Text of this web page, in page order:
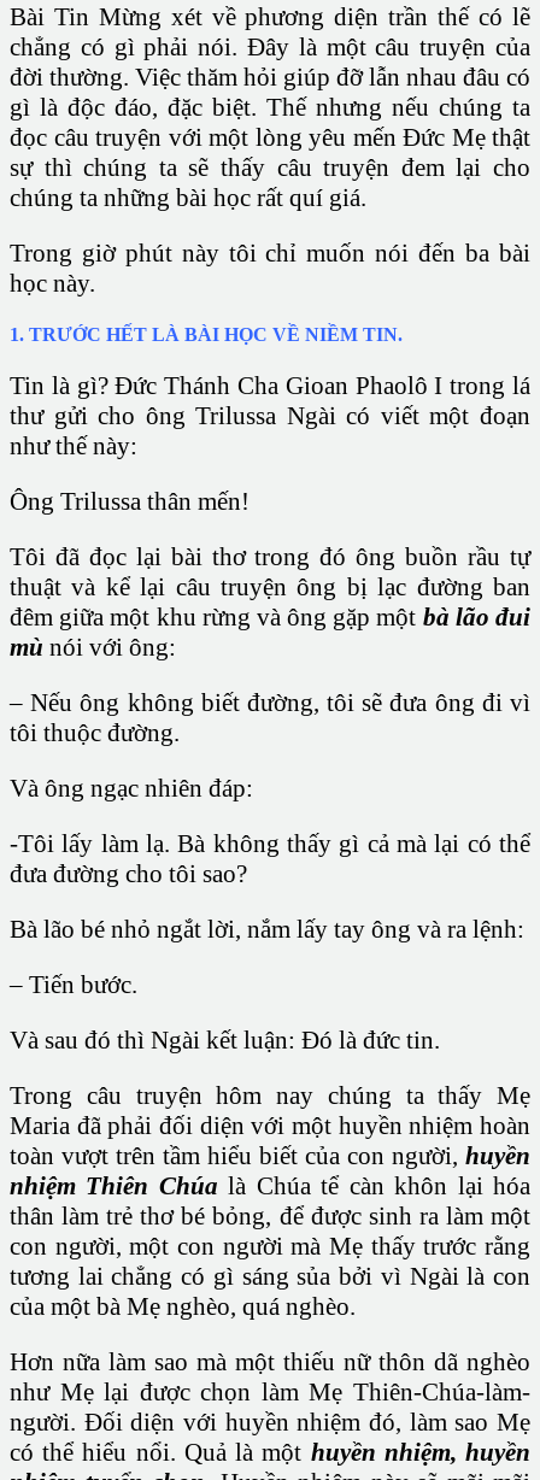
Bài Tin Mừng xét về phương diện trần thế có lẽ
chẳng có gì phải nói. Đây là một câu truyện của
đời thường. Việc thăm hỏi giúp đỡ lẫn nhau đâu có
gì là độc đáo, đặc biệt. Thế nhưng nếu chúng ta
đọc câu truyện với một lòng yêu mến Đức Mẹ thật
sự thì chúng ta sẽ thấy câu truyện đem lại cho
chúng ta những bài học rất quí giá.
Trong giờ phút này tôi chỉ muốn nói đến ba bài
học này.
1. TRƯỚC HẾT LÀ BÀI HỌC VỀ NIỀM TIN.
Tin là gì? Đức Thánh Cha Gioan Phaolô I trong lá
thư gửi cho ông Trilussa Ngài có viết một đoạn
như thế này:
Ông Trilussa thân mến!
Tôi đã đọc lại bài thơ trong đó ông buồn rầu tự
thuật và kể lại câu truyện ông bị lạc đường ban
đêm giữa một khu rừng và ông gặp một bà lão đui
mù nói với ông:
– Nếu ông không biết đường, tôi sẽ đưa ông đi vì
tôi thuộc đường.
Và ông ngạc nhiên đáp:
-Tôi lấy làm lạ. Bà không thấy gì cả mà lại có thể
đưa đường cho tôi sao?
Bà lão bé nhỏ ngắt lời, nắm lấy tay ông và ra lệnh:
– Tiến bước.
Và sau đó thì Ngài kết luận: Đó là đức tin.
Trong câu truyện hôm nay chúng ta thấy Mẹ
Maria đã phải đối diện với một huyền nhiệm hoàn
toàn vượt trên tầm hiểu biết của con người, huyền
nhiệm Thiên Chúa là Chúa tể càn khôn lại hóa
thân làm trẻ thơ bé bỏng, để được sinh ra làm một
con người, một con người mà Mẹ thấy trước rằng
tương lai chẳng có gì sáng sủa bởi vì Ngài là con
của một bà Mẹ nghèo, quá nghèo.
Hơn nữa làm sao mà một thiếu nữ thôn dã nghèo
như Mẹ lại được chọn làm Mẹ Thiên-Chúa-làm-
người. Đối diện với huyền nhiệm đó, làm sao Mẹ
có thể hiểu nổi. Quả là một huyền nhiệm, huyền